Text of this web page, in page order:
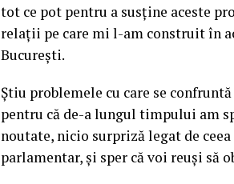
tot ce pot pentru a susține aceste
relații pe care mi l-am construit în
București.
Știu problemele cu care se
pentru că de-a lungul timpului am
noutate, nicio surpriză legat de
parlamentar, și sper că voi reuși să